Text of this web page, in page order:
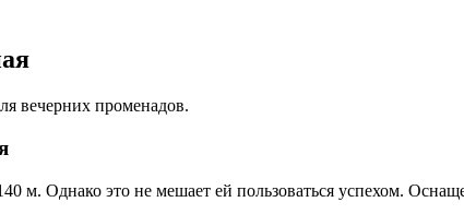
вечерних променадов.
м. Однако это не мешает ей пользоваться успехом.